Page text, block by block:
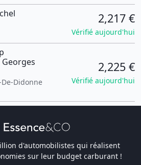
2,217 €
Vérifié aujourd'hui
Didonne
2,225 €
Vérifié aujourd'hui
d'automobilistes qui réalisent
sur leur budget carburant !